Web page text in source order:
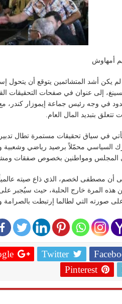
أمهاوش
لم يكن أشد المتشائمين يتوقع أن
إلى عنوان في صفحات التحقيقات
بتبديد المال العام.
يأتي في سياق تحقيقات مستمرة تطال
السياسي محمّلاً برصيد رياضي
ومواطنين بخصوص صفقات
أن مصطفى لخصم، الذي ذاع صيته
هذه المرة خارج الحلبة، حيث سيُجبر
صورته التي لطالما إرتبطت بالصرامة
Twitter
+
Pinterest